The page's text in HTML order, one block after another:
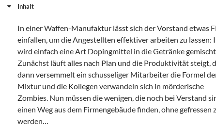
Inhalt
In einer Waffen-Manufaktur lässt sich der Vorstand etwas
einfallen, um die Angestellten effektiver arbeiten zu lassen:
wird einfach eine Art Dopingmittel in die Getränke
Zunächst läuft alles nach Plan und die Produktivität steigt,
dann versemmelt ein schusseliger Mitarbeiter die Formel
Mixtur und die Kollegen verwandeln sich in mörderische
Zombies. Nun müssen die wenigen, die noch bei Verstand
einen Weg aus dem Firmengebäude finden, ohne gefressen
werden…